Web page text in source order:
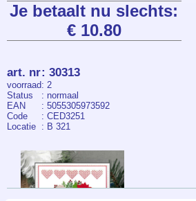
Je betaalt nu slechts:
€ 10.80
art. nr: 30313
voorraad: 2
Status
: normaal
EAN
: 5055305973592
Code
: CED3251
Locatie : B 321